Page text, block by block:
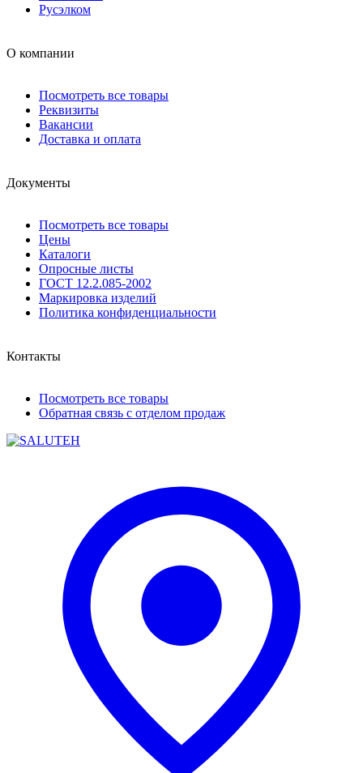
Русэлком
О компании
Посмотреть все товары
Реквизиты
Вакансии
Доставка и оплата
Документы
Посмотреть все товары
Цены
Каталоги
Опросные листы
ГОСТ 12.2.085-2002
Маркировка изделий
Политика конфиденциальности
Контакты
Посмотреть все товары
Обратная связь с отделом продаж